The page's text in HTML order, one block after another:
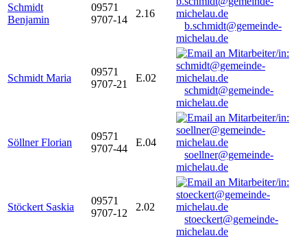
Schmidt
Benjamin
09571
9707-14
2.16
b.schmidt@gemeinde-
michelau.de
Schmidt Maria
09571
9707-21
E.02
schmidt@gemeinde-
michelau.de
Söllner Florian
09571
9707-44
E.04
soellner@gemeinde-
michelau.de
Stöckert Saskia
09571
9707-12
2.02
stoeckert@gemeinde-
michelau.de